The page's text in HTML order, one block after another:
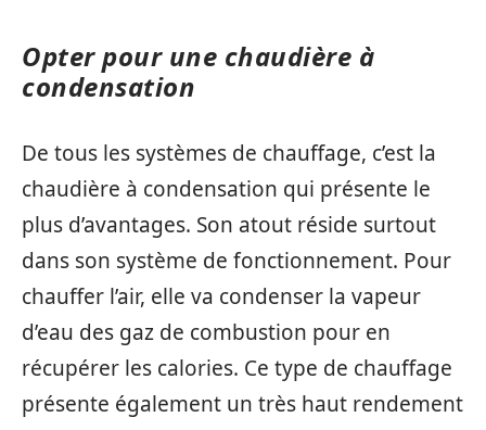
Opter pour une chaudière à
condensation
De tous les systèmes de chauffage, c’est la
chaudière à condensation qui présente le
plus d’avantages. Son atout réside surtout
dans son système de fonctionnement. Pour
chauffer l’air, elle va condenser la vapeur
d’eau des gaz de combustion pour en
récupérer les calories. Ce type de chauffage
présente également un très haut rendement